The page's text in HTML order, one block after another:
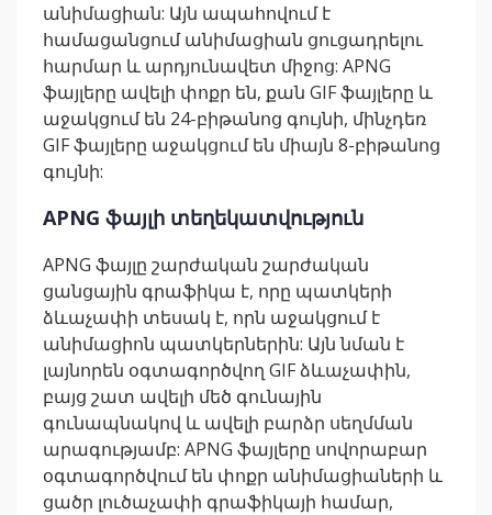
անիմացիան: Այն ապահովում է
համացանցում անիմացիան ցուցադրելու
հարմար և արդյունավետ միջոց: APNG
ֆայլերը ավելի փոքր են, քան GIF ֆայլերը և
աջակցում են 24-բիթանոց գույնի, մինչդեռ
GIF ֆայլերը աջակցում են միայն 8-բիթանոց
գույնի:
APNG ֆայլի տեղեկատվություն
APNG ֆայլը շարժական շարժական
ցանցային գրաֆիկա է, որը պատկերի
ձևաչափի տեսակ է, որն աջակցում է
անիմացիոն պատկերներին: Այն նման է
լայնորեն օգտագործվող GIF ձևաչափին,
բայց շատ ավելի մեծ գունային
գունապնակով և ավելի բարձր սեղմման
արագությամբ: APNG ֆայլերը սովորաբար
օգտագործվում են փոքր անիմացիաների և
ցածր լուծաչափի գրաֆիկայի համար,